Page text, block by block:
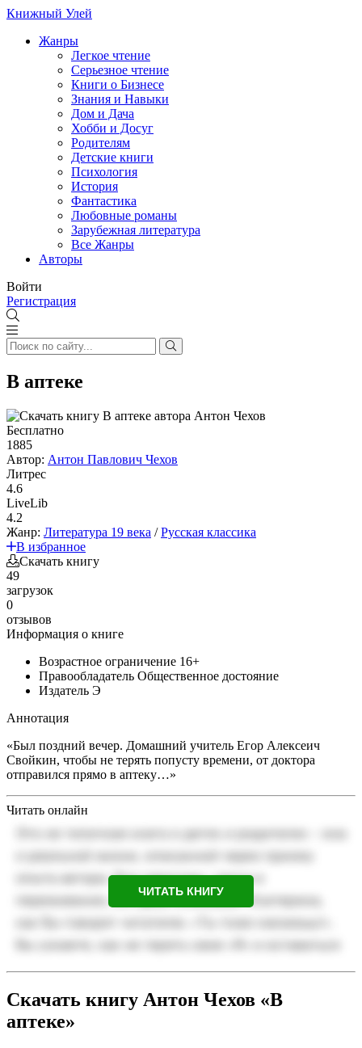
Книжный Улей
Жанры
Легкое чтение
Серьезное чтение
Книги о Бизнесе
Знания и Навыки
Дом и Дача
Хобби и Досуг
Родителям
Детские книги
Психология
История
Фантастика
Любовные романы
Зарубежная литература
Все Жанры
Авторы
Войти
Регистрация
В аптеке
Бесплатно
1885
Автор: Антон Павлович Чехов
Литрес
4.6
LiveLib
4.2
Жанр: Литература 19 века /Русская классика
В избранное
Скачать книгу
49
загрузок
0
отзывов
Информация о книге
Возрастное ограничение 16+
Правообладатель Общественное достояние
Издатель Э
Аннотация
«Был поздний вечер. Домашний учитель Егор Алексеич
Свойкин, чтобы не терять попусту времени, от доктора
отправился прямо в аптеку…»
Читать онлайн
ЧИТАТЬ КНИГУ
Скачать книгу Антон Чехов «В
аптеке»